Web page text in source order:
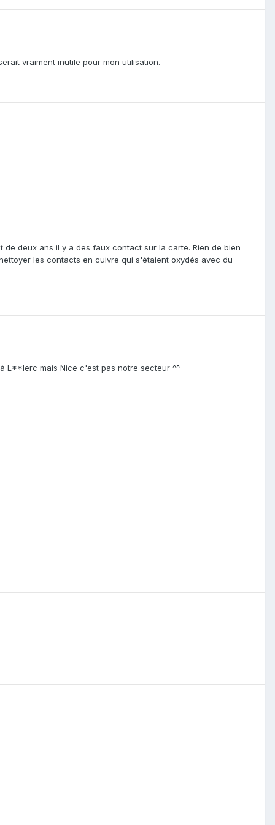
vraiment inutile pour mon utilisation.
deux ans il y a des faux contact sur la carte. Rien de bien
les contacts en cuivre qui s'étaient oxydés avec du
L**lerc mais Nice c'est pas notre secteur ^^